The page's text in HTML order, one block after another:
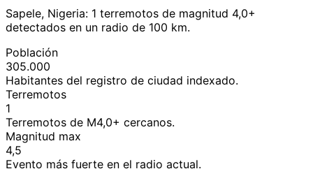
Sapele, Nigeria: 1 terremotos de magnitud 4,0+
detectados en un radio de 100 km.
Población
305.000
Habitantes del registro de ciudad indexado.
Terremotos
1
Terremotos de M4,0+ cercanos.
Magnitud max
4,5
Evento más fuerte en el radio actual.